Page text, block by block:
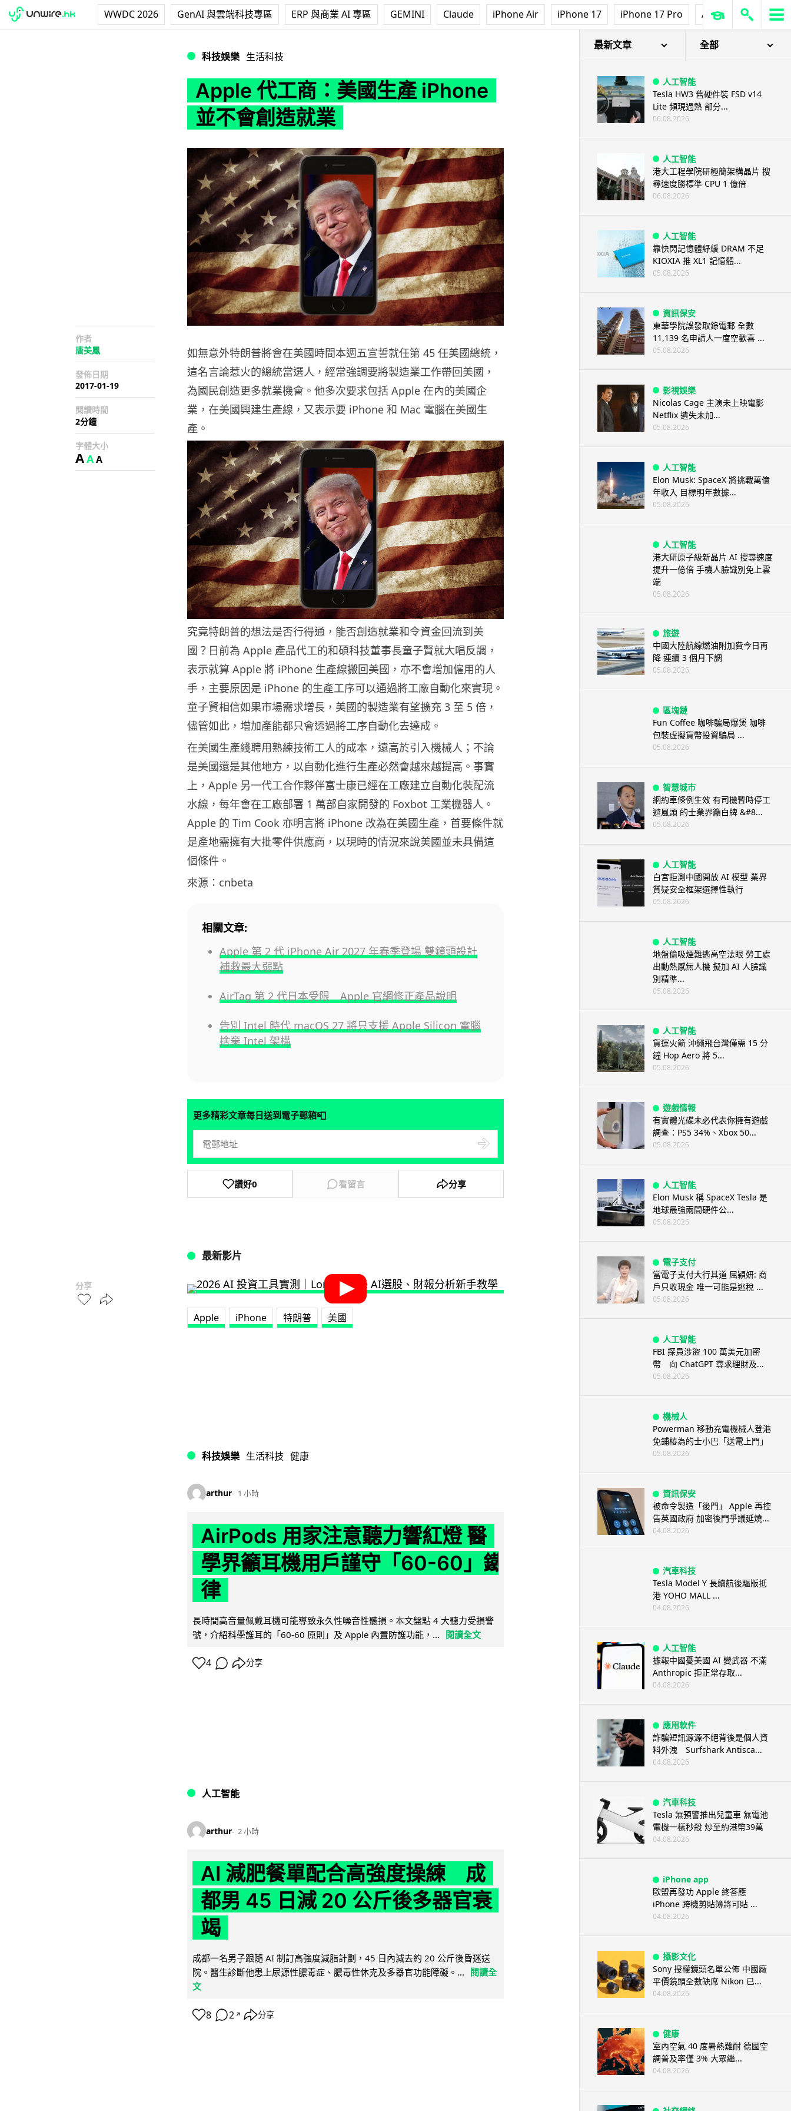
WWDC 2026 GenAI 與雲端科技專區 ERP 與商業 AI 專區 GEMINI Claude iPhone Air iPhone 17 iPhone 17 Pro AirPods Pro 3
科技娛樂 生活科技
Apple 代工商：美國生產 iPhone
並不會創造就業
作者
唐美鳳
發佈日期
2017-01-19
閱讀時間
2分鐘
字體大小
AAA
分享
如無意外特朗普將會在美國時間本週五宣誓就任第 45 任美國總統，
這名言論惹火的總統當選人，經常強調要將製造業工作帶回美國，
為國民創造更多就業機會。他多次要求包括 Apple 在內的美國企
業，在美國興建生產線，又表示要 iPhone 和 Mac 電腦在美國生
產。
究竟特朗普的想法是否行得通，能否創造就業和令資金回流到美
國？日前為 Apple 產品代工的和碩科技董事長童子賢就大唱反調，
表示就算 Apple 將 iPhone 生產線搬回美國，亦不會增加僱用的人
手，主要原因是 iPhone 的生產工序可以通過將工廠自動化來實現。
童子賢相信如果市場需求增長，美國的製造業有望擴充 3 至 5 倍，
儘管如此，增加產能都只會透過將工序自動化去達成。
在美國生產綫聘用熟練技術工人的成本，遠高於引入機械人；不論
是美國還是其他地方，以自動化進行生產必然會越來越提高。事實
上，Apple 另一代工合作夥伴富士康已經在工廠建立自動化裝配流
水線，每年會在工廠部署 1 萬部自家開發的 Foxbot 工業機器人。
Apple 的 Tim Cook 亦明言將 iPhone 改為在美國生產，首要條件就
是產地需擁有大批零件供應商，以現時的情況來說美國並未具備這
個條件。
來源：cnbeta
相關文章:
Apple 第 2 代 iPhone Air 2027 年春季登場 雙鏡頭設計
補救最大弱點
AirTag 第 2 代日本受限 Apple 官網修正產品說明
告別 Intel 時代 macOS 27 將只支援 Apple Silicon 電腦
捨棄 Intel 架構
更多精彩文章每日送到電子郵箱📮
讚好0 看留言 分享
最新影片
Apple iPhone 特朗普 美國
科技娛樂 生活科技 健康
arthur 1 小時
AirPods 用家注意聽力響紅燈 醫
學界籲耳機用戶謹守「60-60」鐵
律
長時間高音量佩戴耳機可能導致永久性噪音性聽損。本文盤點 4 大聽力受損警
號，介紹科學護耳的「60-60 原則」及 Apple 內置防護功能，... 閱讀全文
4 分享
人工智能
arthur 2 小時
AI 減肥餐單配合高強度操練 成
都男 45 日減 20 公斤後多器官衰
竭
成都一名男子跟隨 AI 制訂高強度減脂計劃，45 日內減去約 20 公斤後昏迷送
院。醫生診斷他患上尿源性膿毒症、膿毒性休克及多器官功能障礙。...
閱讀全
文
8 2 ↗ 分享
最新文章 全部
人工智能
Tesla HW3 舊硬件裝 FSD v14
Lite 頻現過熱 部分...
06.08.2026
人工智能
港大工程學院研極簡架構晶片 搜
尋速度勝標準 CPU 1 億倍
06.08.2026
人工智能
靠快閃記憶體紓緩 DRAM 不足
KIOXIA 推 XL1 記憶體...
05.08.2026
資訊保安
東華學院誤發取錄電郵 全數
11,139 名申請人一度空歡喜 ...
05.08.2026
影視娛樂
Nicolas Cage 主演未上映電影
Netflix 遺失未加...
05.08.2026
人工智能
Elon Musk: SpaceX 將挑戰萬億
年收入 目標明年數據...
05.08.2026
人工智能
港大研原子級新晶片 AI 搜尋速度
提升一億倍 手機人臉識別免上雲
端
05.08.2026
旅遊
中國大陸航線燃油附加費今日再
降 連續 3 個月下調
05.08.2026
區塊鏈
Fun Coffee 咖啡騙局爆煲 咖啡
包裝虛擬貨幣投資騙局 ...
05.08.2026
智慧城市
網約車條例生效 有司機暫時停工
避風頭 的士業界籲白牌 &#8...
05.08.2026
人工智能
白宮拒測中國開放 AI 模型 業界
質疑安全框架選擇性執行
05.08.2026
人工智能
地盤偷吸煙難逃高空法眼 勞工處
出動熱感無人機 擬加 AI 人臉識
別精準...
05.08.2026
人工智能
貨運火箭 沖繩飛台灣僅需 15 分
鐘 Hop Aero 將 5...
05.08.2026
遊戲情報
有實體光碟未必代表你擁有遊戲
調查：PS5 34%、Xbox 50...
05.08.2026
人工智能
Elon Musk 稱 SpaceX Tesla 是
地球最強兩間硬件公...
05.08.2026
電子支付
當電子支付大行其道 屈穎妍: 商
戶只收現金 唯一可能是逃稅 ...
05.08.2026
人工智能
FBI 探員涉盜 100 萬美元加密
幣 向 ChatGPT 尋求理財及...
05.08.2026
機械人
Powerman 移動充電機械人登港
免鋪樁為的士小巴「送電上門」
05.08.2026
資訊保安
被命令製造「後門」 Apple 再控
告英國政府 加密後門爭議延燒...
04.08.2026
汽車科技
Tesla Model Y 長續航後驅版抵
港 YOHO MALL ...
04.08.2026
人工智能
據報中國憂美國 AI 變武器 不滿
Anthropic 拒正常存取...
04.08.2026
應用軟件
詐騙短訊源源不絕背後是個人資
料外洩 Surfshark Antisca...
04.08.2026
汽車科技
Tesla 無預警推出兒童車 無電池
電機一樣秒殺 炒至約港幣39萬
04.08.2026
iPhone app
歐盟再發功 Apple 終答應
iPhone 跨機剪貼簿將可貼 ...
04.08.2026
攝影文化
Sony 授權鏡頭名單公佈 中國廠
平價鏡頭全數缺席 Nikon 已...
04.08.2026
健康
室內空氣 40 度暑熱難耐 德國空
調普及率僅 3% 大眾繼...
04.08.2026